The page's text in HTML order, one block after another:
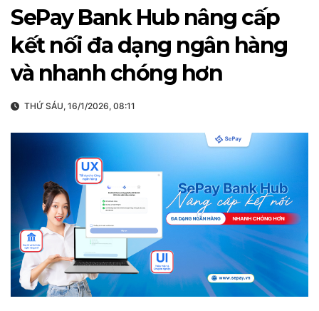
SePay Bank Hub nâng cấp
kết nối đa dạng ngân hàng
và nhanh chóng hơn
THỨ SÁU, 16/1/2026, 08:11